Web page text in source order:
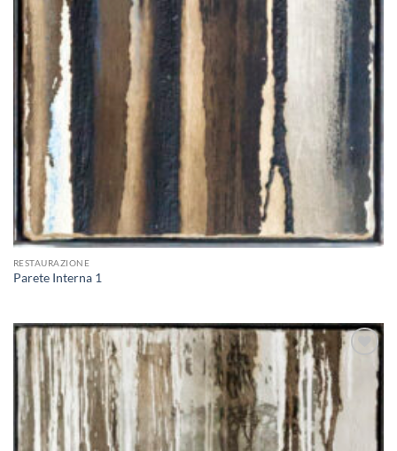
RESTAURAZIONE
Parete Interna 1
desideri